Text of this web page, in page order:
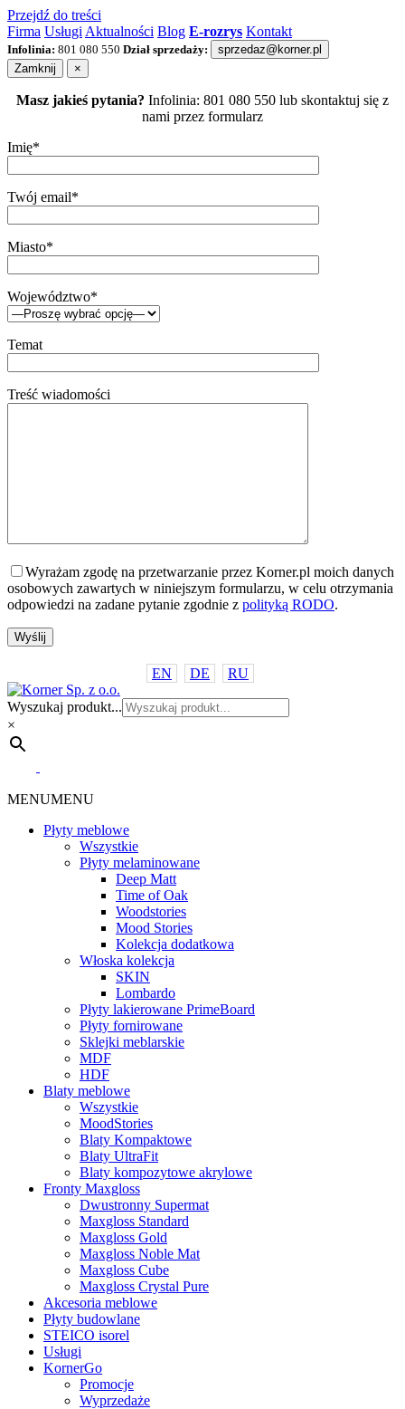
Przejdź do treści
Firma Usługi Aktualności Blog E-rozrys Kontakt
Infolinia: 801 080 550 Dział sprzedaży:
sprzedaz@korner.pl
Zamknij
×
Masz jakieś pytania? Infolinia: 801 080 550 lub skontaktuj się z
nami przez formularz
Imię*
Twój email*
Miasto*
Województwo*
Temat
Treść wiadomości
Wyrażam zgodę na przetwarzanie przez Korner.pl moich danych
osobowych zawartych w niniejszym formularzu, w celu otrzymania
odpowiedzi na zadane pytanie zgodnie z polityką RODO.
EN DE RU
Wyszukaj produkt...
×
MENUMENU
Płyty meblowe
Wszystkie
Płyty melaminowane
Deep Matt
Time of Oak
Woodstories
Mood Stories
Kolekcja dodatkowa
Włoska kolekcja
SKIN
Lombardo
Płyty lakierowane PrimeBoard
Płyty fornirowane
Sklejki meblarskie
MDF
HDF
Blaty meblowe
Wszystkie
MoodStories
Blaty Kompaktowe
Blaty UltraFit
Blaty kompozytowe akrylowe
Fronty Maxgloss
Dwustronny Supermat
Maxgloss Standard
Maxgloss Gold
Maxgloss Noble Mat
Maxgloss Cube
Maxgloss Crystal Pure
Akcesoria meblowe
Płyty budowlane
STEICO isorel
Usługi
KornerGo
Promocje
Wyprzedaże